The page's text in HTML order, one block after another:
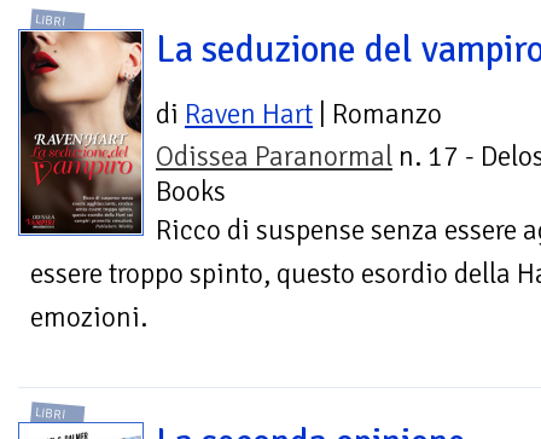
LIBRI
La seduzione del
di Raven Hart | Romanzo
Odissea Paranormal n. 17 -
Books
Ricco di suspense senza essere
essere troppo spinto, questo esordio della
emozioni.
LIBRI